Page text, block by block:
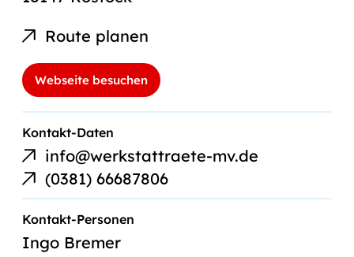
Route planen
Webseite besuchen
Kontakt-Daten
info@werkstattraete-mv.de
E-
Mail-
Link
(0381) 66687806
Telefonnummer
Kontakt-Personen
Ingo Bremer